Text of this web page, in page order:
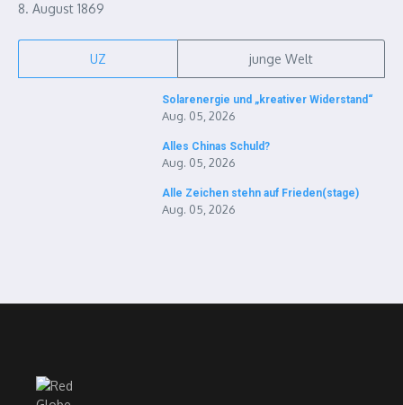
8. August 1869
UZ junge Welt
Solarenergie und „kreativer Widerstand“
Aug. 05, 2026
Alles Chinas Schuld?
Aug. 05, 2026
Alle Zeichen stehn auf Frieden(stage)
Aug. 05, 2026